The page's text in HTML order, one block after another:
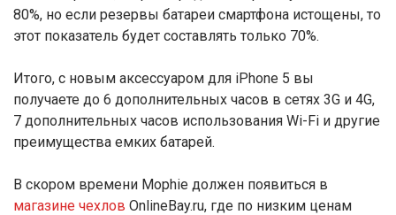
80%, но если резервы батареи смартфона истощены, то
этот показатель будет составлять только 70%.
Итого, с новым аксессуаром для iPhone 5 вы
получаете до 6 дополнительных часов в сетях 3G и 4G,
7 дополнительных часов использования Wi-Fi и другие
преимущества емких батарей.
В скором времени Mophie должен появиться в
магазине чехлов OnlineBay.ru, где по низким ценам